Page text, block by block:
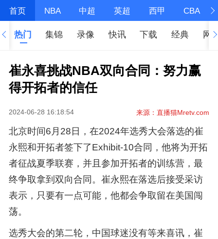
首页 NBA 中超 英超 西甲 CBA
热门 集锦 录像 快讯 下载 经典 网
崔永喜挑战NBA双向合同：努力赢
得开拓者的信任
2024-06-28 16:18:54 来源：直播猫Mretv.com
北京时间6月28日，在2024年选秀大会落选的崔
永熙和开拓者签下了Exhibit-10合同，他将为开拓
者征战夏季联赛，并且参加开拓者的训练营，最
终争取拿到双向合同。崔永熙在落选后接受采访
表示，只要有一点可能，他都会争取留在美国闯
荡。
选秀大会的第二轮，中国球迷没有等来喜讯，崔